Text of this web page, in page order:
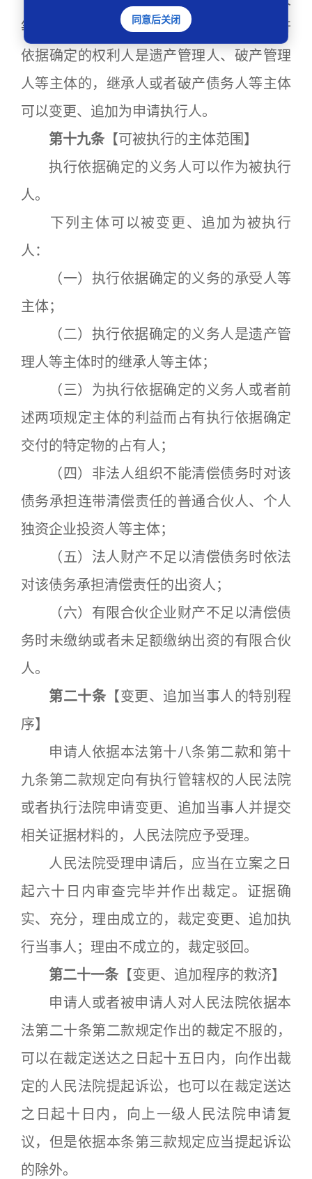
等主体可以变更、追加为申请执行人。执行
依据确定的权利人是遗产管理人、破产管理
人等主体的，继承人或者破产债务人等主体
可以变更、追加为申请执行人。
第十九条 【可被执行的主体范围】
执行依据确定的义务人可以作为被执行
人。
下列主体可以被变更、追加为被执行
人：
（一）执行依据确定的义务的承受人等
主体；
（二）执行依据确定的义务人是遗产管
理人等主体时的继承人等主体；
（三）为执行依据确定的义务人或者前
述两项规定主体的利益而占有执行依据确定
交付的特定物的占有人；
（四）非法人组织不能清偿债务时对该
债务承担连带清偿责任的普通合伙人、个人
独资企业投资人等主体；
（五）法人财产不足以清偿债务时依法
对该债务承担清偿责任的出资人；
（六）有限合伙企业财产不足以清偿债
务时未缴纳或者未足额缴纳出资的有限合伙
人。
第二十条 【变更、追加当事人的特别程
序】
申请人依据本法第十八条第二款和第十
九条第二款规定向有执行管辖权的人民法院
或者执行法院申请变更、追加当事人并提交
相关证据材料的，人民法院应予受理。
人民法院受理申请后，应当在立案之日
起六十日内审查完毕并作出裁定。证据确
实、充分，理由成立的，裁定变更、追加执
行当事人；理由不成立的，裁定驳回。
第二十一条 【变更、追加程序的救济】
申请人或者被申请人对人民法院依据本
法第二十条第二款规定作出的裁定不服的，
可以在裁定送达之日起十五日内，向作出裁
定的人民法院提起诉讼，也可以在裁定送达
之日起十日内，向上一级人民法院申请复
议，但是依据本条第三款规定应当提起诉讼
的除外。
同意后关闭